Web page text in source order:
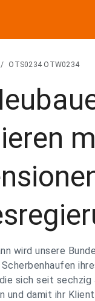
/ OTS0234 OTW0234
wird unsere
sich seit sechzig
und damit ihr